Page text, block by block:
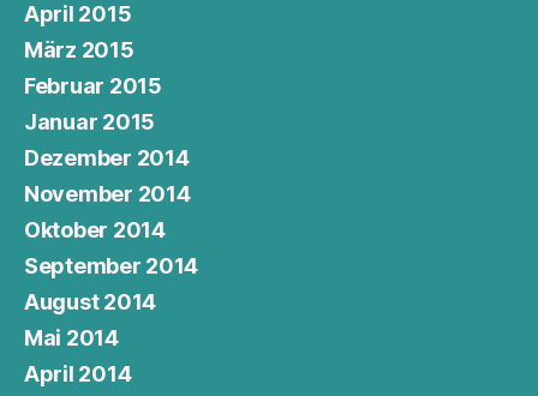
April 2015
März 2015
Februar 2015
Januar 2015
Dezember 2014
November 2014
Oktober 2014
September 2014
August 2014
Mai 2014
April 2014